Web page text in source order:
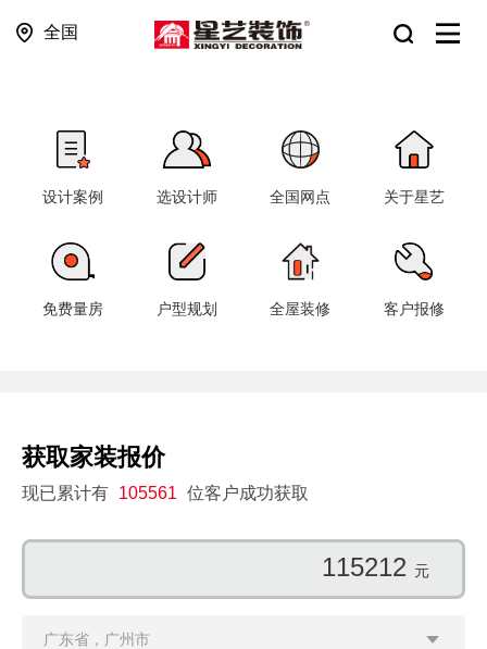
全国
设计案例 选设计师 全国网点 关于星艺
免费量房 户型规划 全屋装修 客户报修
获取家装报价
现已累计有 105561 位客户成功获取
97868 元
广东省，广州市